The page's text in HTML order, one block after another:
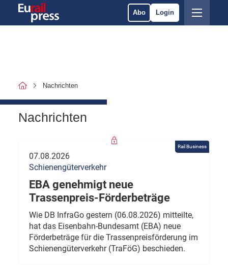
Abo Login
Nachrichten
Nachrichten
Rail Business
07.08.2026
Schienengüterverkehr
EBA genehmigt neue
Trassenpreis-Förderbeträge
Wie DB InfraGo gestern (06.08.2026) mitteilte,
hat das Eisenbahn-Bundesamt (EBA) neue
Förderbeträge für die Trassenpreisförderung im
Schienengüterverkehr (TraFöG) beschieden.